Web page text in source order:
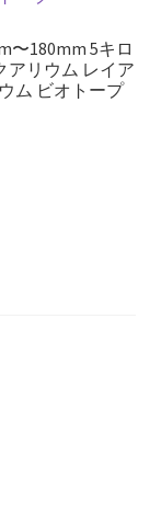
〜180mm 5キロ
アリウム レイア
ム ビオトープ